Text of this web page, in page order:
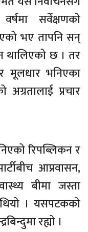
सर्वेक्षणको
भए तापनि सन्
थालिएको छ । तर
मूलधार भनिएका
अग्रतालाई प्रचार
रिपब्लिकन र
आप्रवासन,
बीमा जस्ता
। यसपटकको
रह्यो ।